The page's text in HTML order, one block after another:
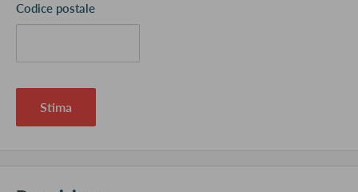
Codice postale
Stima